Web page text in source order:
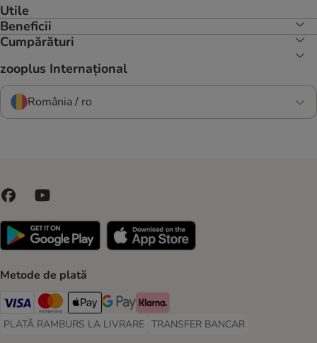
Utile
Beneficii
Cumpărături
zooplus Internațional
România / ro
Metode de plată
Visa Payment Method
Master Card Payment Method
Apple Pay Payment Method
Google Pay Payment Method
Klarna Payment Method
PLATĂ RAMBURS LA LIVRARE
PLATĂ RAMBURS LA LIVRARE Payment Method
TRANSFER BANCAR
TRANSFER BANCAR Payment